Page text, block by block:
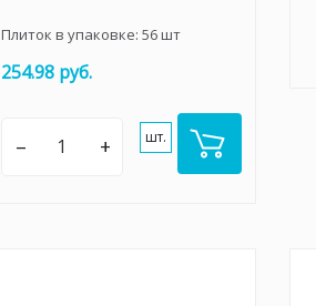
Плиток в упаковке: 56шт
254.98 руб.
– + шт.